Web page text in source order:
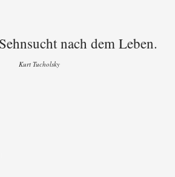
nach dem Leben.
Kurt Tucholsky